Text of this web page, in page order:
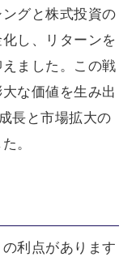
グと株式投資の
し、リターンを
ました。この戦
な価値を生み出
長と市場拡大の
。
利点があります